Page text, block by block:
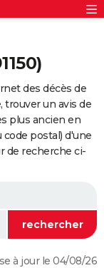
des décès de
trouver un avis de
plus ancien en
postal) d'une
de recherche ci-
à jour le 04/08/26